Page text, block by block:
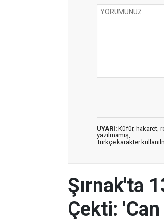
UYARI: Küfür, hakaret,
yazılmamış,
Türkçe karakter
Şırnak'ta
Çekti: